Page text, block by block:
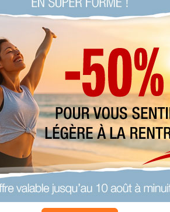
solutions pour maigrir et être bien
PLUS
SANTÉ